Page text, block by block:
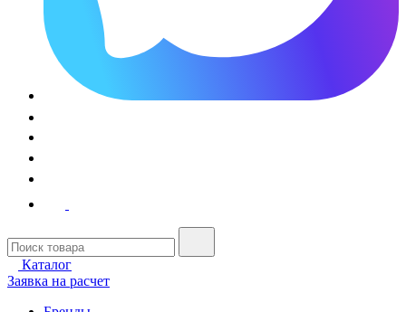
Каталог
Заявка на расчет